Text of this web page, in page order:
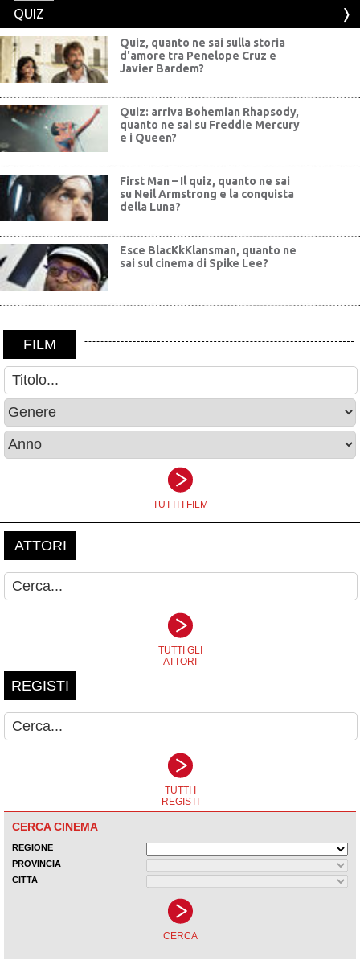
QUIZ
Quiz, quanto ne sai sulla storia
d'amore tra Penelope Cruz e
Javier Bardem?
Quiz: arriva Bohemian Rhapsody,
quanto ne sai su Freddie Mercury
e i Queen?
First Man – Il quiz, quanto ne sai
su Neil Armstrong e la conquista
della Luna?
Esce BlacKkKlansman, quanto ne
sai sul cinema di Spike Lee?